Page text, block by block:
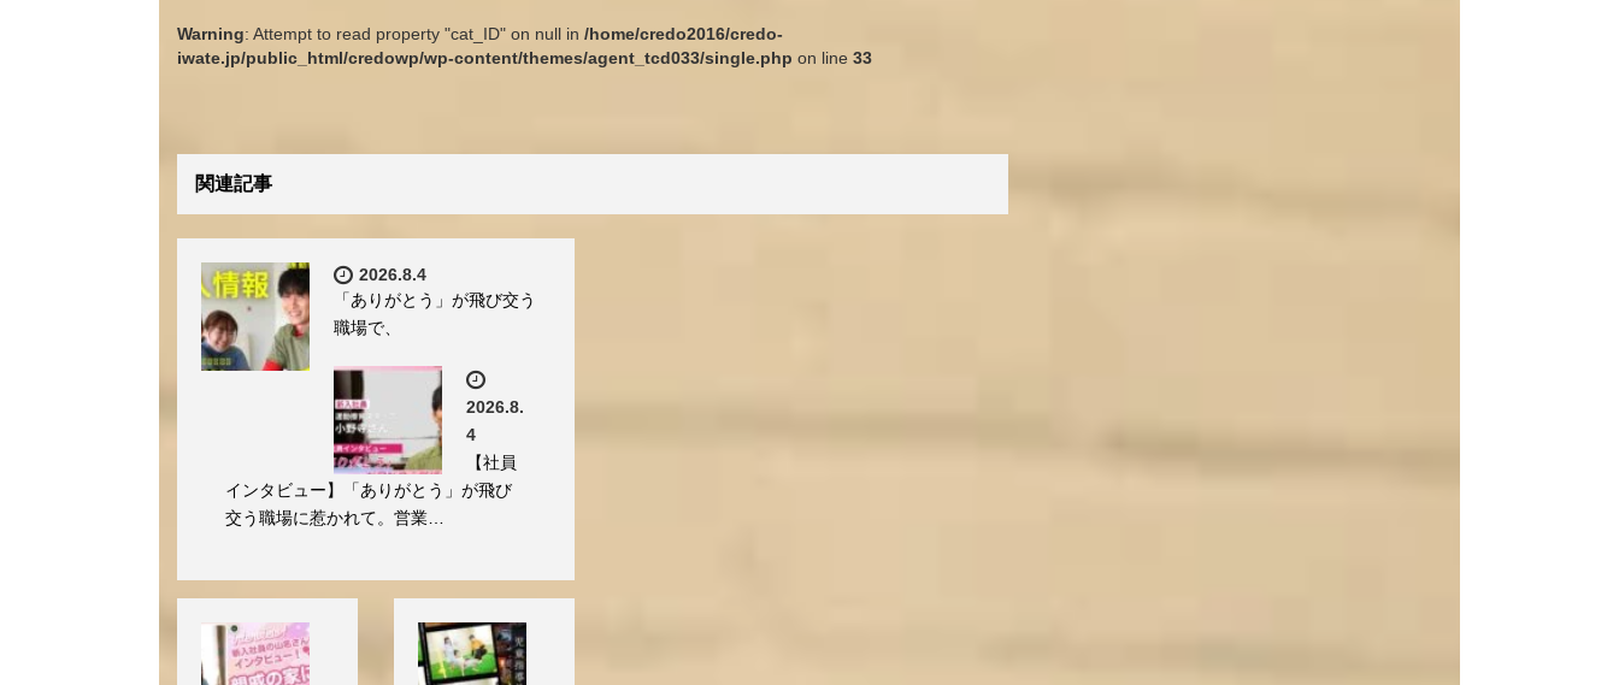
Warning: Attempt to read property "cat_ID" on null in /home/credo2016/credo-
iwate.jp/public_html/credowp/wp-content/themes/agent_tcd033/single.php on line 33
関連記事
2026.8.4
「ありがとう」が飛び交う
職場で、
2026.8.
4
【社員
インタビュー】「ありがとう」が飛び
交う職場に惹かれて。営業…